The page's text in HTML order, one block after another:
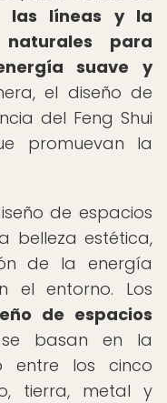
las líneas y la
para
suave y
el diseño de
del Feng Shui
promuevan la
de espacios
belleza estética,
de la energía
el entorno. Los
de espacios
basan en la
entre los cinco
tierra, metal y